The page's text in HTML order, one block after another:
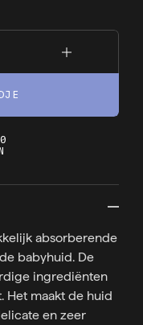
absorberende
babyhuid. De
ingrediënten
Het maakt de huid
en zeer